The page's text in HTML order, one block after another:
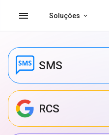
menu Soluções
SMS
RCS